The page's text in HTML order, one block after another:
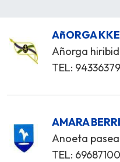
AñORGA KKE
Añorga
TEL:
AMARA
Anoeta
TEL: